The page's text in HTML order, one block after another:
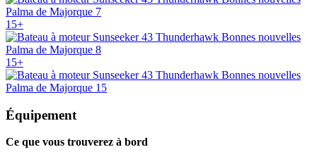
15+
15+
Équipement
Ce que vous trouverez à bord